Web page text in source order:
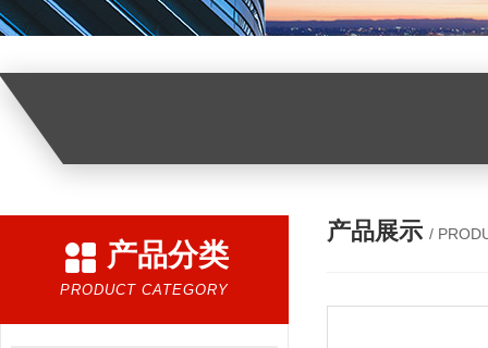
产品分类
PRODUCT CATEGORY
产品展示 /